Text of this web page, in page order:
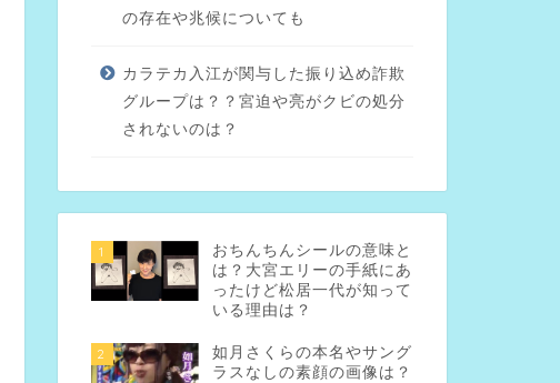
の存在や兆候についても
カラテカ入江が関与した振り込め詐欺
グループは？？宮迫や亮がクビの処分
されないのは？
1
おちんちんシールの意味と
は？大宮エリーの手紙にあ
ったけど松居一代が知って
いる理由は？
2
如月さくらの本名やサング
ラスなしの素顔の画像は？